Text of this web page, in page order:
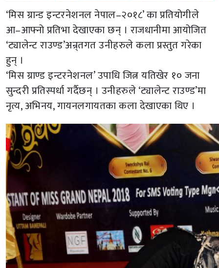
‘मिस ग्रान्ड इन्टरनेशनल नेपाल–२०१८’ का प्रतियोगीले
आ–आफ्नो प्रतिभा देखाएका छन् । राजधानीमा आयोजित
‘ट्यालेन्ट राउण्ड’अन्र्तगत उनीहरुले कला प्रस्तुत गरेका
हुन् ।
‘मिस ग्राण्ड इन्टरनेशनल’ उपाधि जित्न यतिखेर १० जना
सुन्दरी प्रतिस्पर्धा गर्दैछन् । उनीहरुले ‘ट्यालेन्ट राउण्ड’मा
नृत्य, अभिनय, गायनलगायतका कला देखाएका थिए ।